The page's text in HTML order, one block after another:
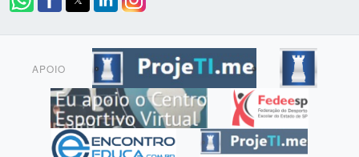
APOIO